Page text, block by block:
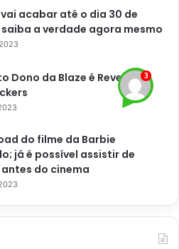
passo a passo e deixe brilhando
a limpeza na
importante limpar com
casos, com a recorrência,
vai acabar até o dia 30 de
saiba a verdade agora mesmo
Dono da Blaze é Revelado
do filme da Barbie
já é possível assistir de
do cinema